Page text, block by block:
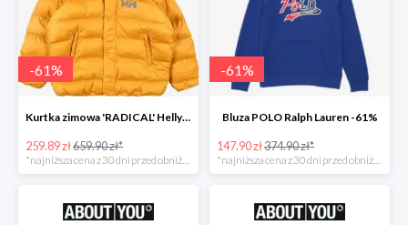
-61%
Kurtka zimowa 'RADICAL' Helly Hansen -61%
259.89 zł659.90 zł*
-61%
Bluza POLO Ralph Lauren -61%
147.90 zł374.90 zł*